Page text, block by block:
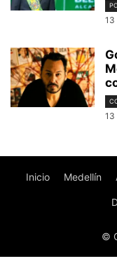
13
13
Inicio Medellín
©